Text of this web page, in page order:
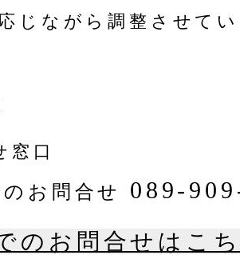
じながら調整させて
窓口
お問合せ 089-
のお問合せはこ